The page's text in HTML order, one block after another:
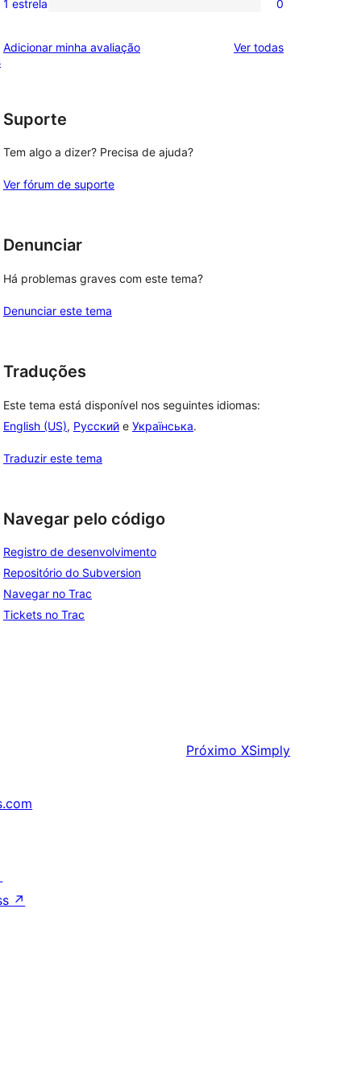
2
0
com
1 estrela 0
Adicionar minha avaliação Ver todasavaliações
Suporte
Tem algo a dizer? Precisa de ajuda?
Ver fórum de suporte
Denunciar
Há problemas graves com este tema?
Denunciar este tema
Traduções
Este tema está disponível nos seguintes idiomas:
English (US), Русский e Українська.
Traduzir este tema
Navegar pelo código
Registro de desenvolvimento
Repositório do Subversion
Navegar no Trac
Tickets no Trac
Próximo XSimply
↗